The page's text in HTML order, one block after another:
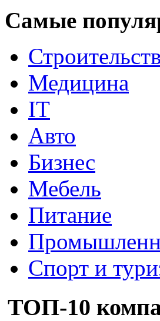
Самые
Медицина
IT
Авто
Бизнес
Мебель
Питание
Спорт и
ТОП-10